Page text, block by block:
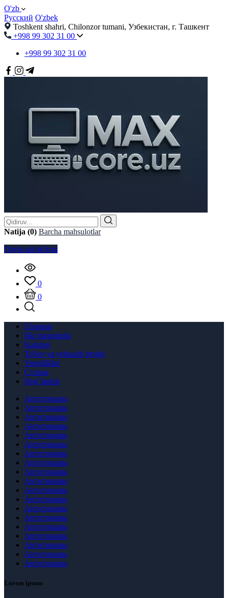
O'zb
Русский O'zbek
Toshkent shahri, Chilonzor tumani, Узбекистан, г. Ташкент
+998 99 302 31 00
+998 99 302 31 00
Natija (0) Barcha mahsulotlar
Qayta qo'ng'iroq
0
0
Главная
Biz haqimizda
Katalog
To'lov va yetkazib berish
Yangiliklar
Статьи
Bog`lanish
Автотовары
Автотовары
Автотовары
Автотовары
Автотовары
Автотовары
Автотовары
Автотовары
Автотовары
Автотовары
Автотовары
Автотовары
Автотовары
Автотовары
Автотовары
Автотовары
Автотовары
Автотовары
Автотовары
Lorem ipsum